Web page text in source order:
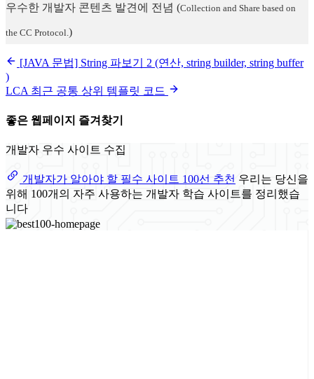
우수한 개발자 콘텐츠 발견에 전념 (Collection and Share based on
the CC Protocol. )
[JAVA 문법] String 파보기 2 (연산, string builder, string buffer
)
LCA 최근 공통 상위 템플릿 코드
좋은 웹페이지 즐겨찾기
개발자 우수 사이트 수집
개발자가 알아야 할 필수 사이트 100선 추천 우리는 당신을
위해 100개의 자주 사용하는 개발자 학습 사이트를 정리했습
니다